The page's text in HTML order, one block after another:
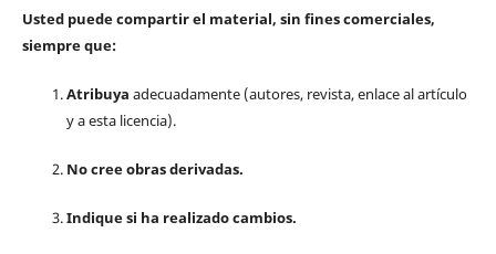
Usted puede compartir el material, sin fines comerciales,
siempre que:
Atribuya adecuadamente (autores, revista, enlace al artículo
y a esta licencia).
No cree obras derivadas.
Indique si ha realizado cambios.